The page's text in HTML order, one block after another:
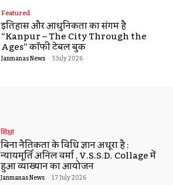
Featured
इतिहास और आधुनिकता का संगम है
“Kanpur – The City Through the
Ages” कॉफी टेबल बुक
Janmanas News - 5 July 2026
शिक्षा
बिना नैतिकता के विधि ज्ञान अधूरा है :
न्यायमूर्ति अनिल वर्मा , V.S.S.D. Collage में
हुआ व्याख्यान का आयोजन
Janmanas News 17 July 2026